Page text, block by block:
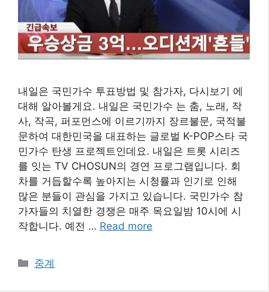
내일은 국민가수 투표방법 및 참가자, 다시보기 에
대해 알아볼게요. 내일은 국민가수 는 춤, 노래, 작
사, 작곡, 퍼포먼스에 이르기까지 장르불문, 국적불
문하여 대한민국을 대표하는 글로벌 K-POP스타 국
민가수 탄생 프로젝트인데요. 내일은 트롯 시리즈
를 잇는 TV CHOSUN의 경연 프로그램입니다. 회
차를 거듭할수록 높아지는 시청률과 인기로 인해
많은 분들이 관심을 가지고 있습니다. 국민가수 참
가자들의 치열한 경쟁은 매주 목요일밤 10시에 시
작합니다. 예전 … Read more
카
중계